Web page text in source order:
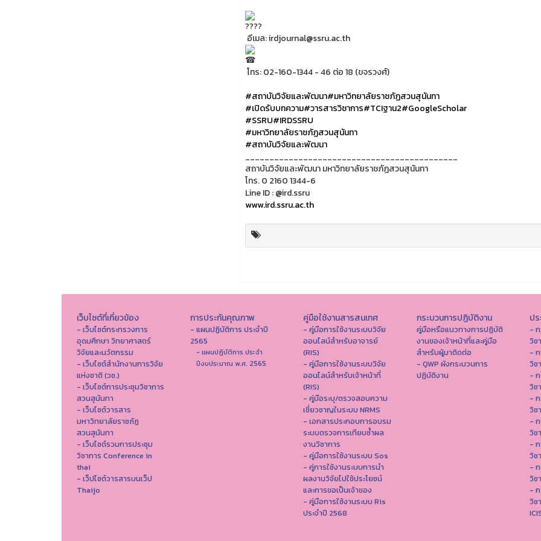
อีเมล: irdjournal@ssru.ac.th
โทร: 02-160-1344 - 46 ต่อ 18 (ขจรวงศ์)
#สถาบันวิจัยและพัฒนา#มหาวิทยาลัยราชภัฏสวนสุนันทา
#เปิดรับบทความ#วารสารวิชาการ#TCIฐาน2#GoogleScholar
#SSRU#IRDSSRU
#มหาวิทยาลัยราชภัฏสวนสุนันทา
#สถาบันวิจัยและพัฒนา
____________________________________________
สถาบันวิจัยและพัฒนา มหาวิทยาลัยราชภัฏสวนสุนันทา
โทร. 0 2160 1344-6
Line ID : @ird.ssru
www.ird.ssru.ac.th
เว็บไซต์ที่เกี่ยวข้อง
- เว็บไซต์กระทรวงการ
อุดมศึกษา วิทยาศาสตร์
วิจัยและนวัตกรรม
- เว็บไซต์สำนักงานการวิจัย
แห่งชาติ (วช.)
- เว็บไซต์การประชุมวิชาการ
สวนสุนันทา
- เว็บไซต์วารสาร
มหาวิทยาลัยราชภัฏ
สวนสุนันทา
- เว็บไซต์รวมการประชุม
วิชาการ Conference in
thai
- เว็ปไซต์วารสารบนเว็ป
Thaijo
การประกันคุณภาพ
- แผนปฏิบัติการ ประจำปี
2565
- แผนปฏิบัติการ ประจำ
ปีงบประมาณ พ.ศ. 2565
คู่มือใช้งานสารสนเทศ
- คู่มือการใช้งานระบบวิจัย
ออนไลน์สำหรับอาจารย์
(RIS)
- คู่มือการใช้งานระบบวิจัย
ออนไลน์สำหรับเจ้าหน้าที่
(RIS)
- คู่มือระบุ/ตรวจสอบความ
เชี่ยวชาญในระบบ NRMS
- เอกสารประกอบการอบรม
ระบบตรวจการเทียบซ้ำผล
งานวิชาการ
- คู่มือการใช้งานระบบ Sos
- คู่การใช้งานระบบการนำ
ผลงานวิจัยไปใช้ประโยชน์
และการขอเป็นเจ้าของ
- คู่มือการใช้งานระบบ Ris
ประจำปี 2568
กระบวนการปฏิบัติงาน
คู่มือหรือแนวทางการปฏิบัติ
งานของเจ้าหน้าที่และคู่มือ
สำหรับผู้มาติดต่อ
- QWP ผังกระบวนการ
ปฏิบัติงาน
ป
-
วิช
-
วิช
-
วิช
-
วิช
-
วิช
-
วิช
-
วิช
-
วิช